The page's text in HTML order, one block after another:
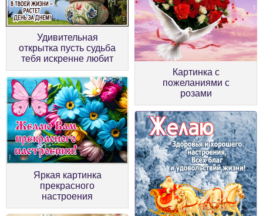
Удивительная
открытка пусть судьба
тебя искренне любит
Картинка с
пожеланиями с
розами
Яркая картинка
прекрасного
настроения